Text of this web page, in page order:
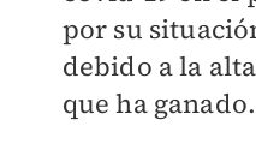
por su
debido a la
que ha ganado.